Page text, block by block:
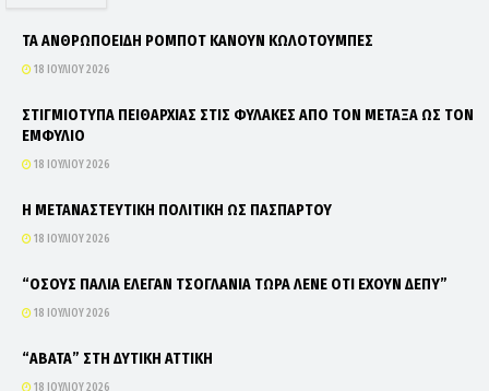
ΤΑ ΑΝΘΡΩΠΟΕΙΔΗ ΡΟΜΠΟΤ ΚΑΝΟΥΝ ΚΩΛΟΤΟΥΜΠΕΣ
18 ΙΟΥΛΊΟΥ 2026
ΣΤΙΓΜΙΟΤΥΠΑ ΠΕΙΘΑΡΧΙΑΣ ΣΤΙΣ ΦΥΛΑΚΕΣ ΑΠΟ ΤΟΝ ΜΕΤΑΞΑ ΩΣ ΤΟΝ
ΕΜΦΥΛΙΟ
18 ΙΟΥΛΊΟΥ 2026
Η ΜΕΤΑΝΑΣΤΕΥΤΙΚΗ ΠΟΛΙΤΙΚΗ ΩΣ ΠΑΣΠΑΡΤΟΥ
18 ΙΟΥΛΊΟΥ 2026
“ΟΣΟΥΣ ΠΑΛΙΑ ΕΛΕΓΑΝ ΤΣΟΓΛΑΝΙΑ ΤΩΡΑ ΛΕΝΕ ΟΤΙ ΕΧΟΥΝ ΔΕΠΥ”
18 ΙΟΥΛΊΟΥ 2026
“ΑΒΑΤΑ” ΣΤΗ ΔΥΤΙΚΗ ΑΤΤΙΚΗ
18 ΙΟΥΛΊΟΥ 2026